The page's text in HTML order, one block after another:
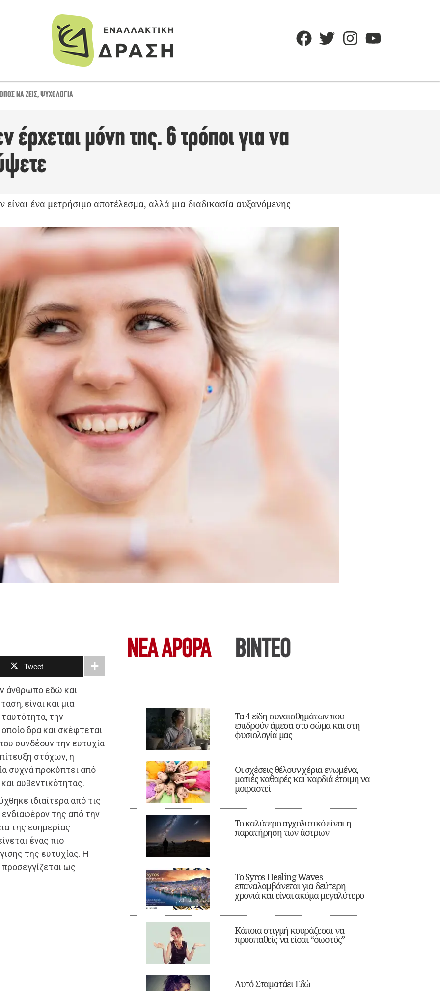
ΝΑ ΖΕΙΣ,ΨΥΧΟΛΟΓΊΑ
έρχεται μόνη της. 6 τρόποι για να
ένα μετρήσιμο αποτέλεσμα, αλλά μια διαδικασία αυξανόμενης
Tweet
άνθρωπο εδώ και
είναι και μια
την
δρα και σκέφτεται
συνδέουν την ευτυχία
στόχων, η
συχνά προκύπτει από
αυθεντικότητας.
ιδιαίτερα από τις
της από την
της ευημερίας
ένας πιο
της ευτυχίας. Η
ως
ΝΕΑ ΆΡΘΡΑ ΒΙΝΤΕΟ
Τα 4 είδη συναισθημάτων που
επιδρούν άμεσα στο σώμα και στη
φυσιολογία μας
Οι σχέσεις θέλουν χέρια ενωμένα,
ματιές καθαρές και καρδιά έτοιμη να
μοιραστεί
Το καλύτερο αγχολυτικό είναι η
παρατήρηση των άστρων
Το Syros Healing Waves
επαναλαμβάνεται για δεύτερη
χρονιά και είναι ακόμα μεγαλύτερο
Κάποια στιγμή κουράζεσαι να
προσπαθείς να είσαι “σωστός”
Αυτό Σταματάει Εδώ